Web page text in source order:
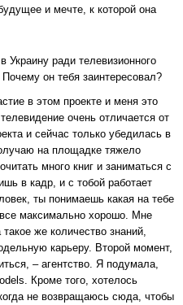
и мечте, к которой она
Украину ради телевизионного
он тебя заинтересовал?
в этом проекте и меня это
очень отличается от
и сейчас только убедилась в
на площадке тяжело
много книг и заниматься с
в кадр, и с тобой работает
ты понимаешь какая на тебе
максимально хорошо. Мне
же количество знаний,
карьеру. Второй момент,
– агентство. Я подумала,
Кроме того, хотелось
не возвращаюсь сюда, чтобы